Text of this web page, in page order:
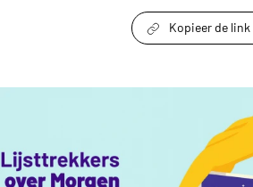
Kopieer de link
Laurens Dassen over morgen